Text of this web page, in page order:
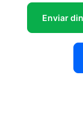
Enviar